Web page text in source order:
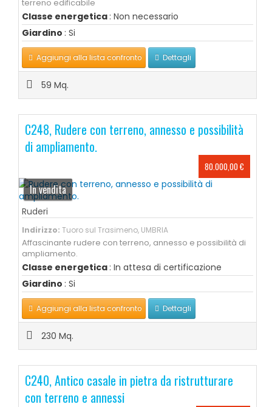
terreno edificabile
Classe energetica : Non necessario
Giardino : Si
Aggiungi alla lista confronto Dettagli
59 Mq.
C248, Rudere con terreno, annesso e possibilità
di ampliamento.
80.000,00 €
In vendita
Ruderi
Indirizzo: Tuoro sul Trasimeno, UMBRIA
Affascinante rudere con terreno, annesso e possibilità di
ampliamento.
Classe energetica : In attesa di certificazione
Giardino : Si
Aggiungi alla lista confronto Dettagli
230 Mq.
C240, Antico casale in pietra da ristrutturare
con terreno e annessi